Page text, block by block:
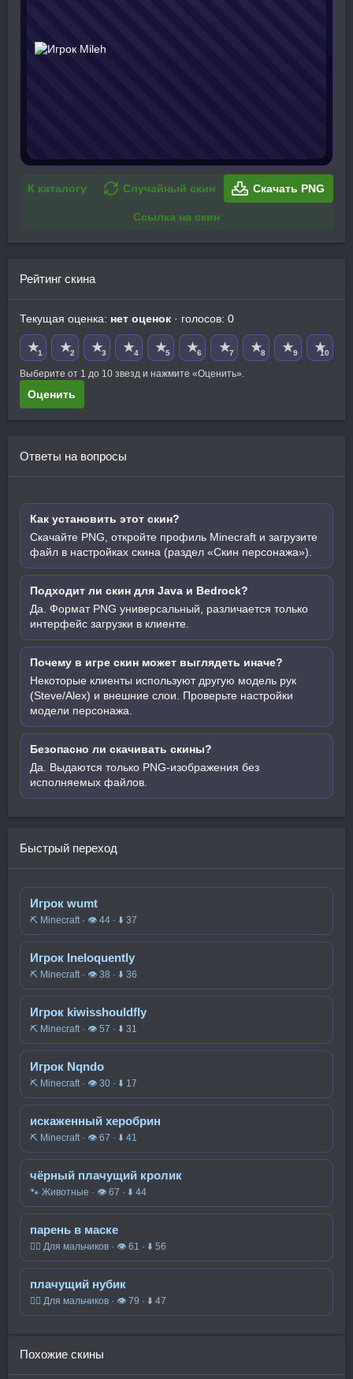
К каталогу Случайный скин Скачать PNG
Ссылка на скин
Рейтинг скина
Текущая оценка: нет оценок · голосов: 0
★1 ★2 ★3 ★4 ★5 ★6 ★7 ★8 ★9 ★10
Выберите от 1 до 10 звезд и нажмите «Оценить».
Оценить
Ответы на вопросы
Как установить этот скин?
Скачайте PNG, откройте профиль Minecraft и загрузите
файл в настройках скина (раздел «Скин персонажа»).
Подходит ли скин для Java и Bedrock?
Да. Формат PNG универсальный, различается только
интерфейс загрузки в клиенте.
Почему в игре скин может выглядеть иначе?
Некоторые клиенты используют другую модель рук
(Steve/Alex) и внешние слои. Проверьте настройки
модели персонажа.
Безопасно ли скачивать скины?
Да. Выдаются только PNG-изображения без
исполняемых файлов.
Быстрый переход
Игрок wumt
⛏️ Minecraft · 👁 44 · ⬇ 37
Игрок Ineloquently
⛏️ Minecraft · 👁 38 · ⬇ 36
Игрок kiwisshouldfly
⛏️ Minecraft · 👁 57 · ⬇ 31
Игрок Nqndo
⛏️ Minecraft · 👁 30 · ⬇ 17
искаженный херобрин
⛏️ Minecraft · 👁 67 · ⬇ 41
чёрный плачущий кролик
🐾 Животные · 👁 67 · ⬇ 44
парень в маске
🧍‍♂️ Для мальчиков · 👁 61 · ⬇ 56
плачущий нубик
🧍‍♂️ Для мальчиков · 👁 79 · ⬇ 47
Похожие скины